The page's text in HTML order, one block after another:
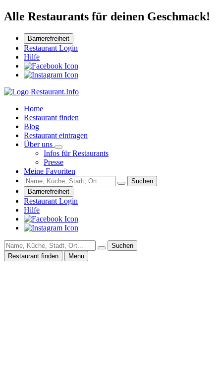
Alle Restaurants für deinen Geschmack!
Barrierefreiheit
Restaurant Login
Hilfe
Home
Restaurant finden
Blog
Restaurant eintragen
Über uns
Infos für Restaurants
Presse
Meine Favoriten
Suchen
Barrierefreiheit
Restaurant Login
Hilfe
Suchen
Restaurant finden
Menu